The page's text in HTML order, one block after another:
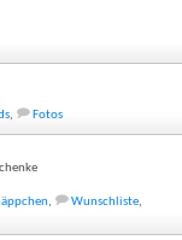
, Fotos
, Wunschliste,